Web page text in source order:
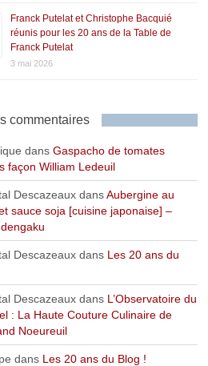
Franck Putelat et Christophe Bacquié
réunis pour les 20 ans de la Table de
Franck Putelat
3 mai 2026
commentaires
dans Gaspacho de tomates
façon William Ledeuil
DescazeauxdansAubergine au
sauce soja [cuisine japonaise] –
Descazeauxdans Les 20 ans du
Descazeauxdans L’Observatoire du
: La Haute Couture Culinaire de
Noeureuil
dans Les 20 ans du Blog !